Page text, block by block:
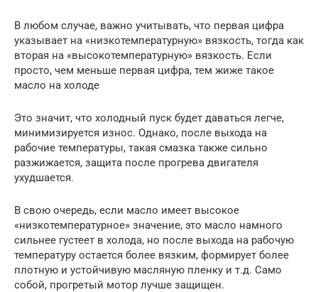
В любом случае, важно учитывать, что первая цифра
указывает на «низкотемпературную» вязкость, тогда как
вторая на «высокотемпературную» вязкость. Если
просто, чем меньше первая цифра, тем жиже такое
масло на холоде
Это значит, что холодный пуск будет даваться легче,
минимизируется износ. Однако, после выхода на
рабочие температуры, такая смазка также сильно
разжижается, защита после прогрева двигателя
ухудшается.
В свою очередь, если масло имеет высокое
«низкотемпературное» значение, это масло намного
сильнее густеет в холода, но после выхода на рабочую
температуру остается более вязким, формирует более
плотную и устойчивую масляную пленку и т.д. Само
собой, прогретый мотор лучше защищен.